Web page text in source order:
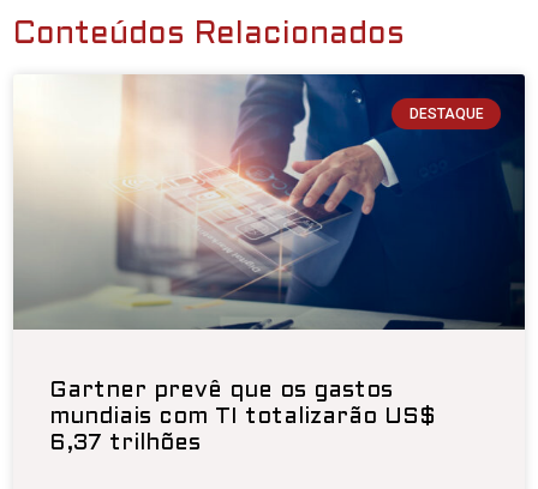
Conteúdos Relacionados
DESTAQUE
Gartner prevê que os gastos
mundiais com TI totalizarão US$
6,37 trilhões